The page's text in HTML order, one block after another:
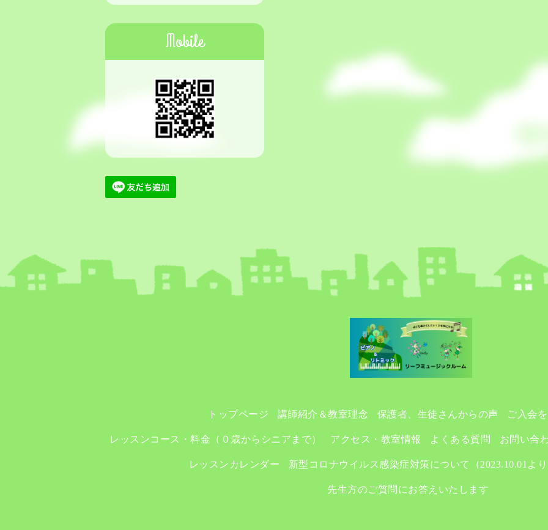
Mobile
トップページ 講師紹介＆教室理念 保護者、生徒さんからの声 ご入会
レッスンコース・料金（０歳からシニアまで） アクセス・教室情報 よくある質問 お問い合
レッスンカレンダー 新型コロナウイルス感染症対策について（2023.10.01よ
先生方のご質問にお答えいたします